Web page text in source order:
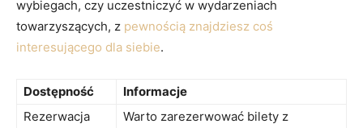
wybiegach,⁢ czy⁣ uczestniczyć w wydarzeniach
towarzyszących, z⁤ pewnością znajdziesz coś
interesującego dla siebie.
Dostępność
Informacje
Rezerwacja
Warto zarezerwować‌ bilety z